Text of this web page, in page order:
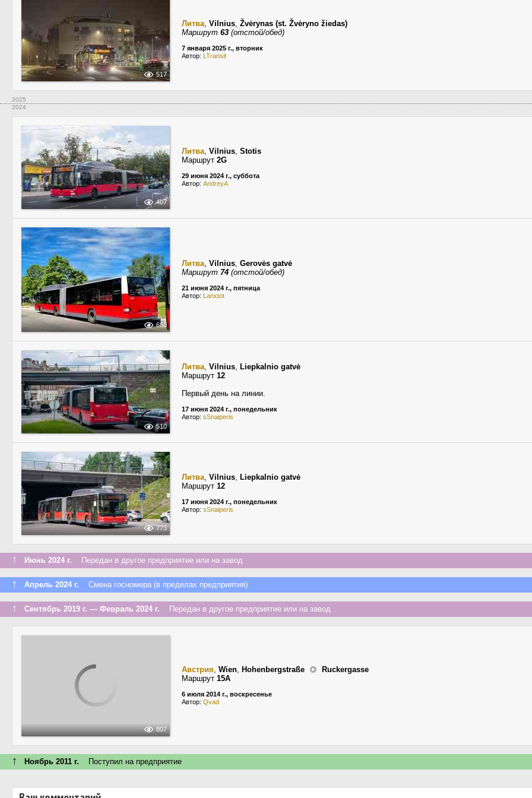
517
Литва, Vilnius, Žvėrynas (st. Žvėryno žiedas)
Маршрут 63 (отстой/обед)
7 января 2025 г., вторник
Автор: LTransit
2025
2024
407
Литва, Vilnius, Stotis
Маршрут 2G
29 июня 2024 г., суббота
Автор: AndreyA
668
Литва, Vilnius, Gerovės gatvė
Маршрут 74 (отстой/обед)
21 июня 2024 г., пятница
Автор: Lanxtot
510
Литва, Vilnius, Liepkalnio gatvė
Маршрут 12
Первый день на линии.
17 июня 2024 г., понедельник
Автор: sSnaiperis
773
Литва, Vilnius, Liepkalnio gatvė
Маршрут 12
17 июня 2024 г., понедельник
Автор: sSnaiperis
↑ Июнь 2024 г. Передан в другое предприятие или на завод
↑ Апрель 2024 г. Смена госномера (в пределах предприятия)
↑ Сентябрь 2019 г. — Февраль 2024 г. Передан в другое предприятие или на завод
807
Австрия, Wien, Hohenbergstraße
Ruckergasse
Маршрут 15A
6 июля 2014 г., воскресенье
Автор: Qvad
↑ Ноябрь 2011 г. Поступил на предприятие